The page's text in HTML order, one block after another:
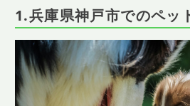
1.兵庫県神戸市でのペッ